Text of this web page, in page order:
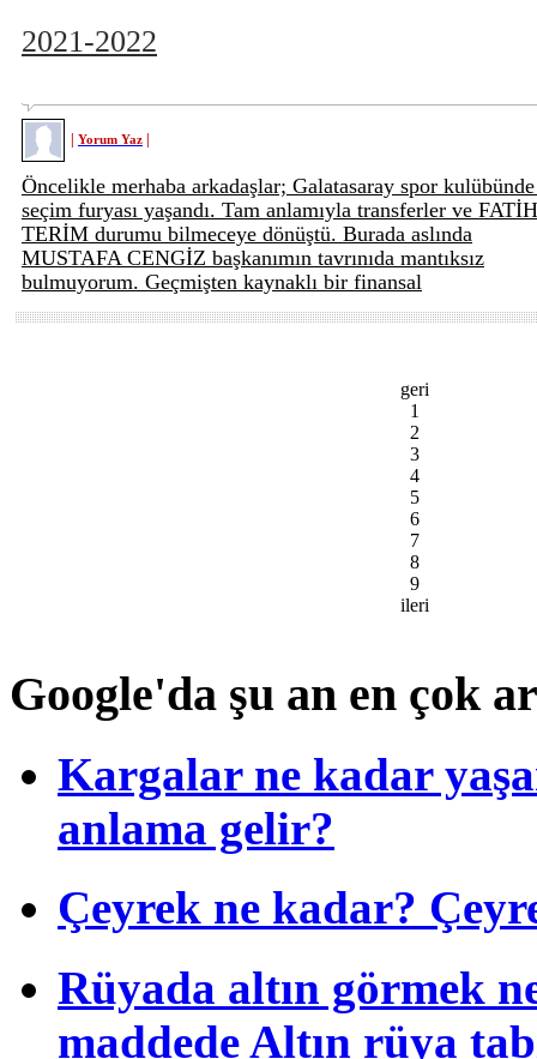
2021-2022
Yorum Yaz
Öncelikle merhaba arkadaşlar; Galatasaray spor
seçim furyası yaşandı. Tam anlamıyla transferler ve FATİH
TERİM durumu bilmeceye dönüştü. Burada aslında
MUSTAFA CENGİZ başkanımın tavrınıda mantıksız
bulmuyorum. Geçmişten kaynaklı bir finansal
geri
1
2
3
4
5
6
7
8
9
ileri
Google'da şu an en çok
Kargalar ne kadar
anlama gelir?
Çeyrek ne kadar?
Rüyada altın görmek
maddede Altın rüya